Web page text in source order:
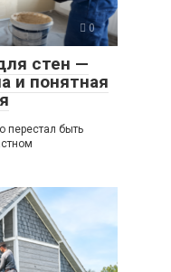
0
стен —
и понятная
перестал быть